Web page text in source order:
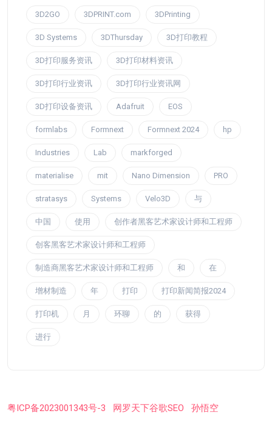
3D2GO 3DPRINT.com 3DPrinting
3D Systems 3DThursday 3D打印教程
3D打印服务资讯 3D打印材料资讯
3D打印行业资讯 3D打印行业资讯网
3D打印设备资讯 Adafruit EOS
formlabs Formnext Formnext 2024 hp
Industries Lab markforged
materialise mit Nano Dimension PRO
stratasys Systems Velo3D 与
中国 使用 创作者黑客艺术家设计师和工程师
创客黑客艺术家设计师和工程师
制造商黑客艺术家设计师和工程师 和 在
增材制造 年 打印 打印新闻简报2024
打印机 月 环聊 的 获得
进行
粤ICP备2023001343号-3 网罗天下谷歌SEO 孙悟空